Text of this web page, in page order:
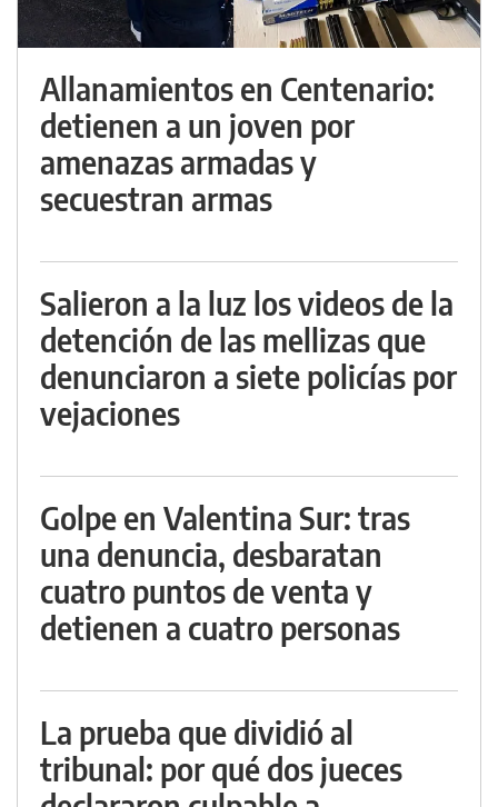
Allanamientos en Centenario:
detienen a un joven por
amenazas armadas y
secuestran armas
Salieron a la luz los videos de la
detención de las mellizas que
denunciaron a siete policías por
vejaciones
Golpe en Valentina Sur: tras
una denuncia, desbaratan
cuatro puntos de venta y
detienen a cuatro personas
La prueba que dividió al
tribunal: por qué dos jueces